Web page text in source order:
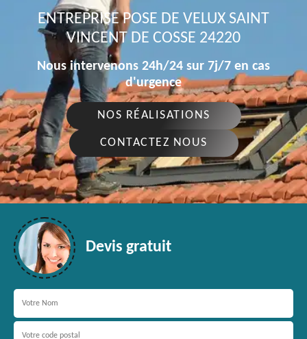
ENTREPRISE POSE DE VELUX SAINT
VINCENT DE COSSE 24220
Nous intervenons 24h/24 sur 7j/7 en cas
d'urgence
NOS RÉALISATIONS
CONTACTEZ NOUS
Devis gratuit